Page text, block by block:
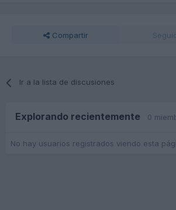
Compartir
Ir a la lista de discusiones
Explorando recientemente 0
No hay usuarios registrados viendo esta